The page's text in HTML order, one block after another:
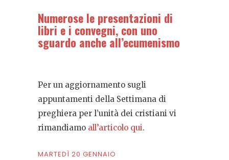
Numerose le presentazioni di
libri e i convegni, con uno
sguardo anche all’ecumenismo
Per un aggiornamento sugli
appuntamenti della Settimana di
preghiera per l’unità dei cristiani vi
rimandiamo all’articolo qui.
MARTEDÌ 20 GENNAIO